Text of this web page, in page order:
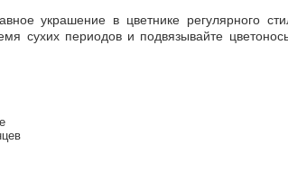
украшение в цветнике регулярного
сухих периодов и подвязывайте